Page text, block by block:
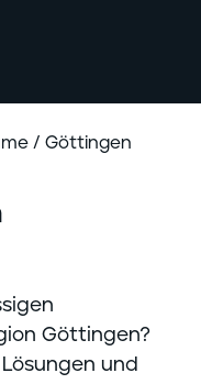
/ Göttingen
Göttingen?
und